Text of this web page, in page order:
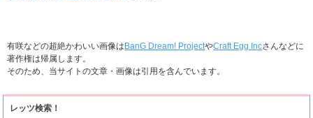
有咲などの超絶かわいい画像はBanG Dream! ProjectやCraft Egg Incさんなどに
著作権は帰属します。
そのため、当サイトの文章・画像は引用を含んでいます。
レッツ検索！